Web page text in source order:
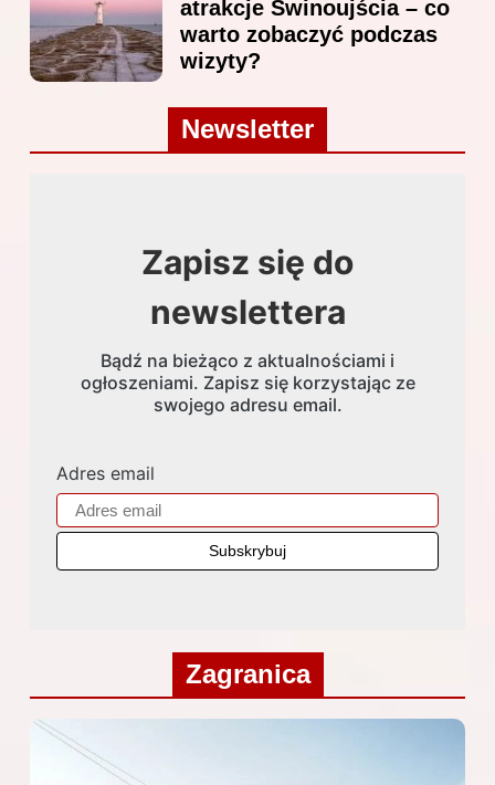
atrakcje Świnoujścia – co
warto zobaczyć podczas
wizyty?
Newsletter
Zapisz się do
newslettera
Bądź na bieżąco z aktualnościami i
ogłoszeniami. Zapisz się korzystając ze
swojego adresu email.
Adres email
Zagranica